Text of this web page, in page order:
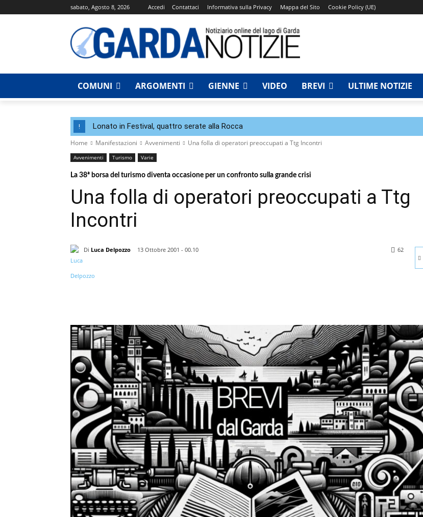
sabato, Agosto 8, 2026 Accedi Contattaci Informativa sulla Privacy Mappa del Sito Cookie Policy (UE)
COMUNI ARGOMENTI GIENNE VIDEO BREVI ULTIME NOTIZIE
! Lonato in Festival, quattro serate alla Rocca
Home Manifestazioni Avvenimenti Una folla di operatori preoccupati a Ttg Incontri
Avvenimenti Turismo Varie
La 38ª borsa del turismo diventa occasione per un confronto sulla grande crisi
Una folla di operatori preoccupati a Ttg
Incontri
Di Luca Delpozzo
13 Ottobre 2001 - 00.10
62